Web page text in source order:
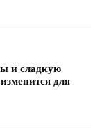
и сладкую
для